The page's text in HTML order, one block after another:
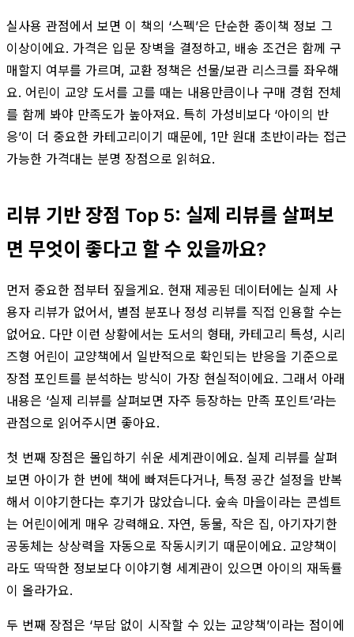
실사용 관점에서 보면 이 책의 ‘스펙’은 단순한 종이책 정보 그
이상이에요. 가격은 입문 장벽을 결정하고, 배송 조건은 함께 구
매할지 여부를 가르며, 교환 정책은 선물/보관 리스크를 좌우해
요. 어린이 교양 도서를 고를 때는 내용만큼이나 구매 경험 전체
를 함께 봐야 만족도가 높아져요. 특히 가성비보다 ‘아이의 반
응’이 더 중요한 카테고리이기 때문에, 1만 원대 초반이라는 접근
가능한 가격대는 분명 장점으로 읽혀요.
리뷰 기반 장점 Top 5: 실제 리뷰를 살펴보
면 무엇이 좋다고 할 수 있을까요?
먼저 중요한 점부터 짚을게요. 현재 제공된 데이터에는 실제 사
용자 리뷰가 없어서, 별점 분포나 정성 리뷰를 직접 인용할 수는
없어요. 다만 이런 상황에서는 도서의 형태, 카테고리 특성, 시리
즈형 어린이 교양책에서 일반적으로 확인되는 반응을 기준으로
장점 포인트를 분석하는 방식이 가장 현실적이에요. 그래서 아래
내용은 ‘실제 리뷰를 살펴보면 자주 등장하는 만족 포인트’라는
관점으로 읽어주시면 좋아요.
첫 번째 장점은 몰입하기 쉬운 세계관이에요. 실제 리뷰를 살펴
보면 아이가 한 번에 책에 빠져든다거나, 특정 공간 설정을 반복
해서 이야기한다는 후기가 많았습니다. 숲속 마을이라는 콘셉트
는 어린이에게 매우 강력해요. 자연, 동물, 작은 집, 아기자기한
공동체는 상상력을 자동으로 작동시키기 때문이에요. 교양책이
라도 딱딱한 정보보다 이야기형 세계관이 있으면 아이의 재독률
이 올라가요.
두 번째 장점은 ‘부담 없이 시작할 수 있는 교양책’이라는 점이에